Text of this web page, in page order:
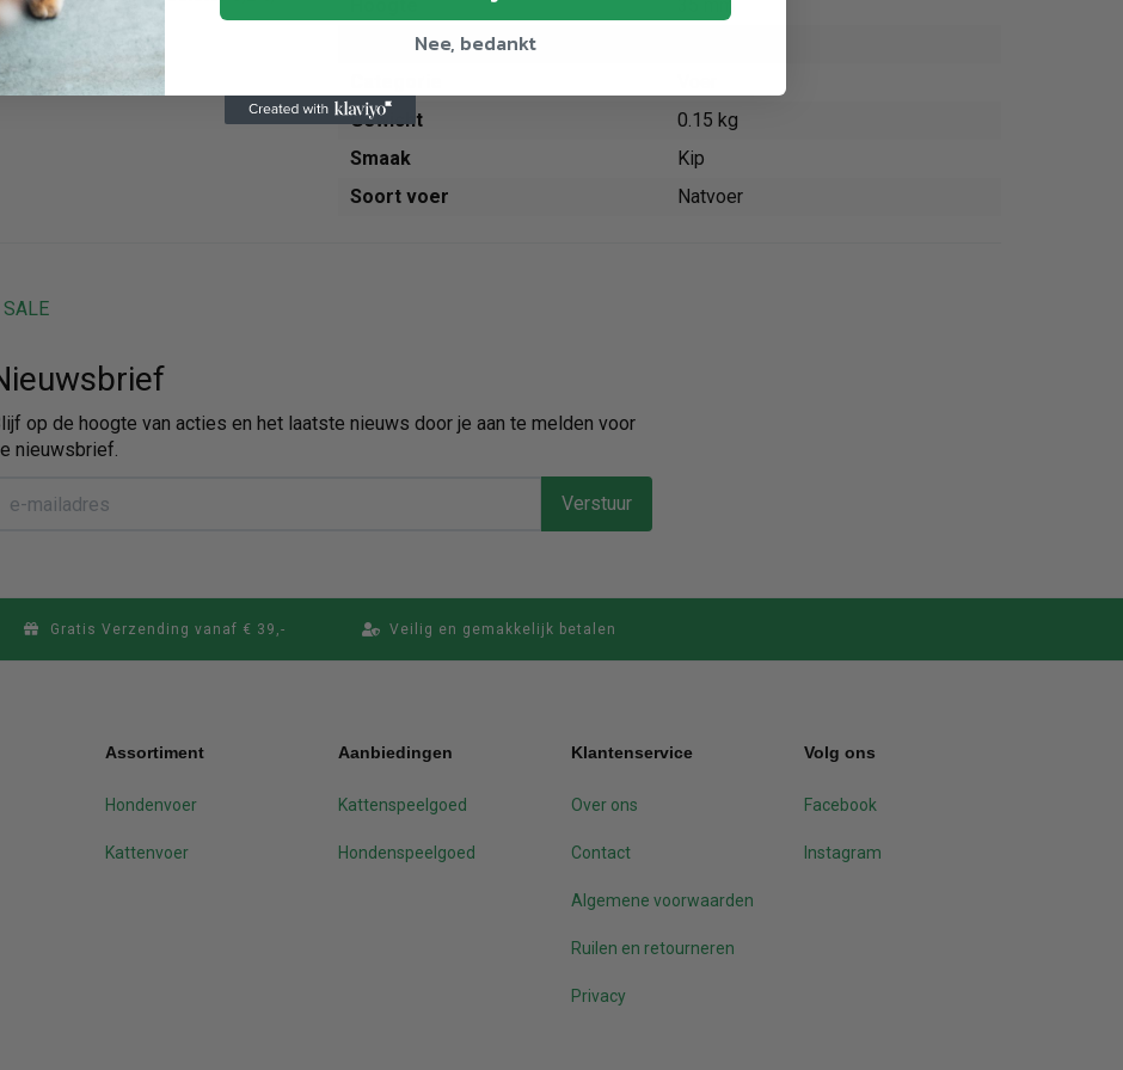
Gewicht
0.15 kg
Smaak
Kip
Soort voer
Natvoer
SALE
op de hoogte van acties en het laatste nieuws door je aan te melden voor
nieuwsbrief.
Verstuur
Gratis Verzending vanaf € 39,- Veilig en gemakkelijk betalen
Assortiment
Hondenvoer
Kattenvoer
Aanbiedingen
Kattenspeelgoed
Hondenspeelgoed
Klantenservice
Over ons
Contact
Algemene voorwaarden
Ruilen en retourneren
Privacy
Volg ons
Facebook
Instagram
Nee, bedankt